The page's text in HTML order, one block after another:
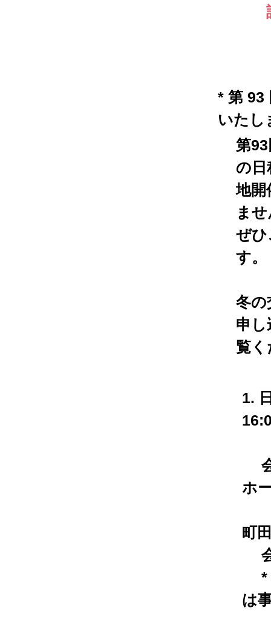
* 第 93
いたし
第
の日
地開
ま
ぜひ
す。
冬の
申し
覧く
1.
会
ホ
町
会
*
は